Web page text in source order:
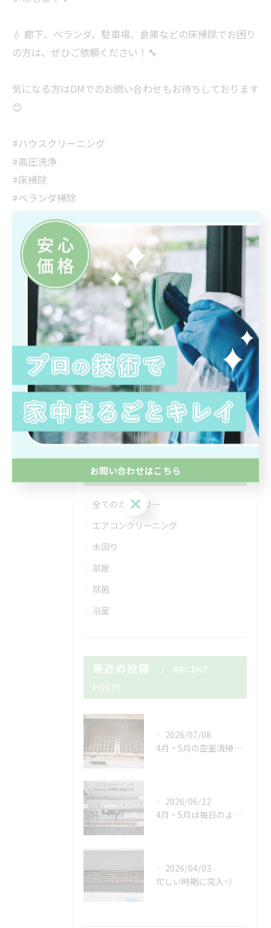
💧 廊下、ベランダ、駐車場、倉庫などの床掃除でお困り
の方は、ぜひご依頼ください！🔧
気になる方はDMでのお問い合わせもお待ちしております
😊
#ハウスクリーニング
#高圧洗浄
#床掃除
#ベランダ掃除
#駐車場掃除
< 前のページ 一覧に戻る 次のページ >
関連タグ
#ハウスクリーニング
カテゴリー CATEGORIES
全てのカテゴリー
エアコンクリーニング
水回り
部屋
除菌
浴室
最近の投稿
RECENT
POSTS
2026/07/08
4月・5月の空室清掃ラッシュがようやく落ち着いたと思ったら、...
2026/06/12
4月・5月は毎日のようにマンションやアパートの空室清掃🏠✨
2026/04/03
忙しい時期に突入💨
お問い合わせはこちら
お問い合わせはこちら